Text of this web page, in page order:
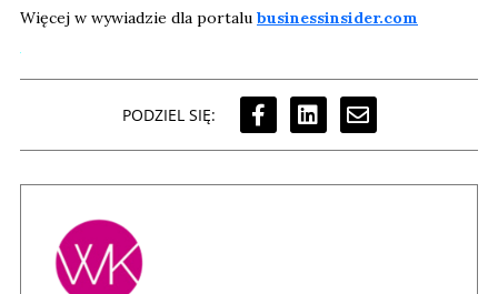
Więcej w wywiadzie dla portalu businessinsider.com
PODZIEL SIĘ: